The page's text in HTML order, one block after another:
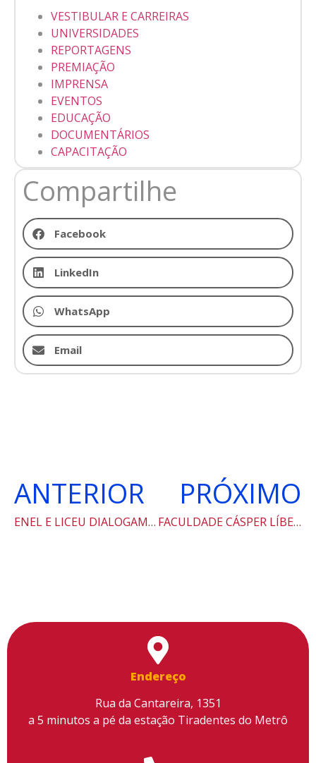
VESTIBULAR E CARREIRAS
UNIVERSIDADES
REPORTAGENS
PREMIAÇÃO
IMPRENSA
EVENTOS
EDUCAÇÃO
DOCUMENTÁRIOS
CAPACITAÇÃO
Compartilhe
Facebook
LinkedIn
WhatsApp
Email
ANTERIOR
ENEL E LICEU DIALOGAM SOBRE O MERCADO DE ENERGIA E CAPACITAÇÃO TÉCNICO-PROFISSIONALIZANTE.
PRÓXIMO
FACULDADE CÁSPER LÍBERO
Endereço
Rua da Cantareira, 1351
a 5 minutos a pé da estação Tiradentes do Metrô
Utilizamos cookies para facilitar o uso do site, personalizar o
conteúdo, melhorar o seu desempenho e proporcionar mais
segurança à sua navegação. Para saber mais, consulte nossa
Política de Privacidade
Aceitar cookies